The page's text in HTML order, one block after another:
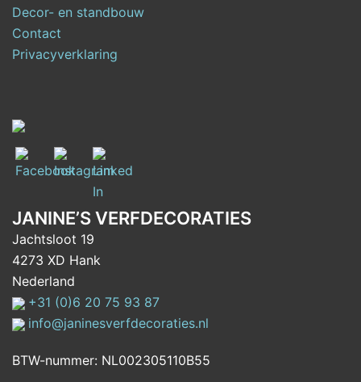
Decor- en standbouw
Contact
Privacyverklaring
JANINE’S VERFDECORATIES
Jachtsloot 19
4273 XD Hank
Nederland
+31 (0)6 20 75 93 87
info@janinesverfdecoraties.nl
BTW-nummer: NL002305110B55